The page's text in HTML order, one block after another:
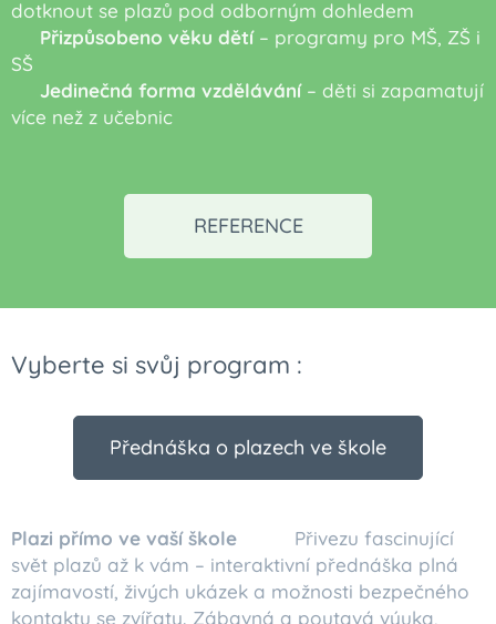
dotknout se plazů pod odborným dohledem
Přizpůsobeno věku dětí– programy pro MŠ, ZŠ i
SŠ
Jedinečná forma vzdělávání– děti si zapamatují
více než z učebnic
REFERENCE
Vyberte si svůj program :
Přednáška o plazech ve škole
Plazi přímo ve vaší škole 🦎🐍 Přivezu fascinující
svět plazů až k vám – interaktivní přednáška plná
zajímavostí, živých ukázek a možnosti bezpečného
kontaktu se zvířaty. Zábavná a poutavá výuka,